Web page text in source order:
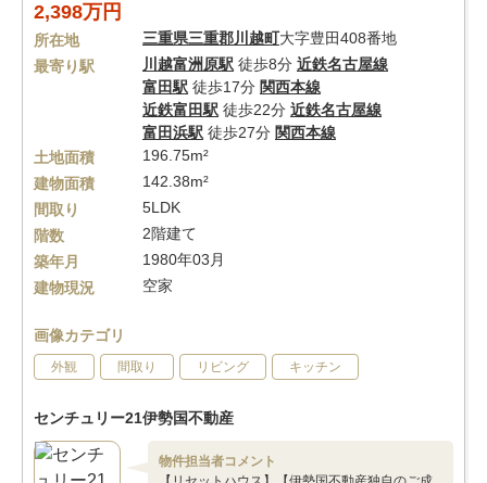
2,398万円
所在地 三重県三重郡川越町大字豊田408番地
最寄り駅
川越富洲原駅 徒歩8分 近鉄名古屋線
富田駅 徒歩17分 関西本線
近鉄富田駅 徒歩22分 近鉄名古屋線
富田浜駅 徒歩27分 関西本線
土地面積
196.75m²
建物面積
142.38m²
間取り
5LDK
階数
2階建て
築年月
1980年03月
建物現況
空家
画像カテゴリ
外観 間取り リビング キッチン
センチュリー21伊勢国不動産
物件担当者コメント